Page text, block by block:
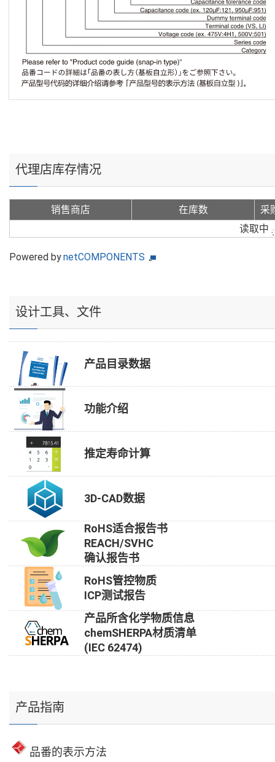
代理店库存情况
销售商店 在库数
采
读取中
Powered bynetCOMPONENTS
设计工具、文件
产品目录数据
功能介绍
推定寿命计算
3D-CAD数据
RoHS适合报告书
REACH/SVHC
确认报告书
RoHS管控物质
ICP测试报告
产品所含化学物质信息
chemSHERPA材质清单
(IEC 62474)
产品指南
品番的表示方法